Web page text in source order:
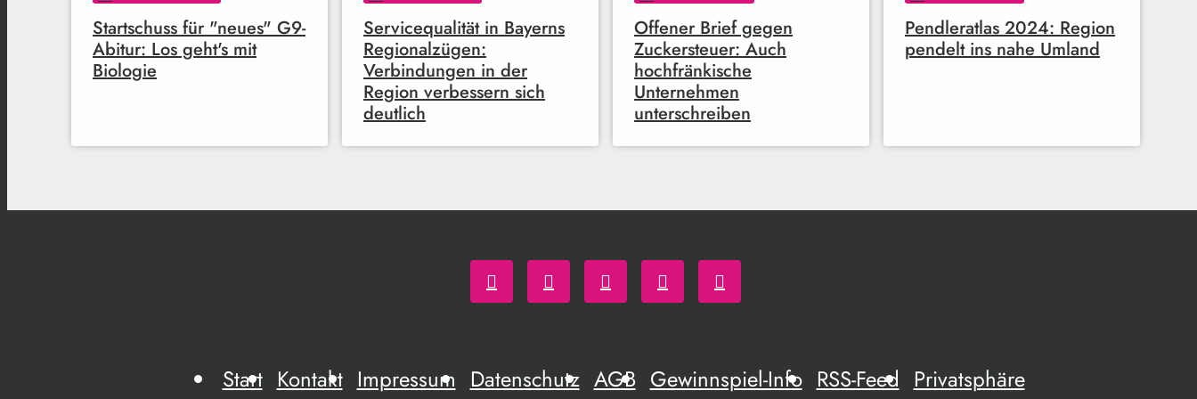
Startschuss für "neues" G9-
Abitur: Los geht's mit
Biologie
Servicequalität in Bayerns
Regionalzügen:
Verbindungen in der
Region verbessern sich
deutlich
Offener Brief gegen
Zuckersteuer: Auch
hochfränkische
Unternehmen
unterschreiben
Pendleratlas 2024: Region
pendelt ins nahe Umland
Start Kontakt Impressum Datenschutz AGB Gewinnspiel-Info RSS-Feed Privatsphäre